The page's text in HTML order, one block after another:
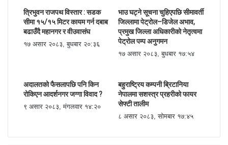
त्रिभुवन राजपथ विस्तार : सडक
सीमा १५/१५ मिटर कायम गर्न दबाब
बढाउँदै महानगर र वीउवासंघ
१७ असार २०८३, बुधबार २०:३६
भाउ घट्ने सूचना चुहिएपछि सीमावर्ती
जिल्लामा पेट्रोल–डिजेल अभाव,
प्रमुख जिल्ला अधिकारीको नेतृत्वमा
पेट्रोल पम्प अनुगमन
१७ असार २०८३, बुधबार १७:५४
अदालतको फैसलापछि पनि किन
रोकिएन आदर्शनगर जग्गा विवाद ?
९ असार २०८३, मंगलवार १४:२०
बहुराष्ट्रिय कम्पनी ब्रिटानिया
नेपालमा सशस्त्र प्रहरीको फायर
सेफ्टी तालीम
८ असार २०८३, सोमबार १७:४५